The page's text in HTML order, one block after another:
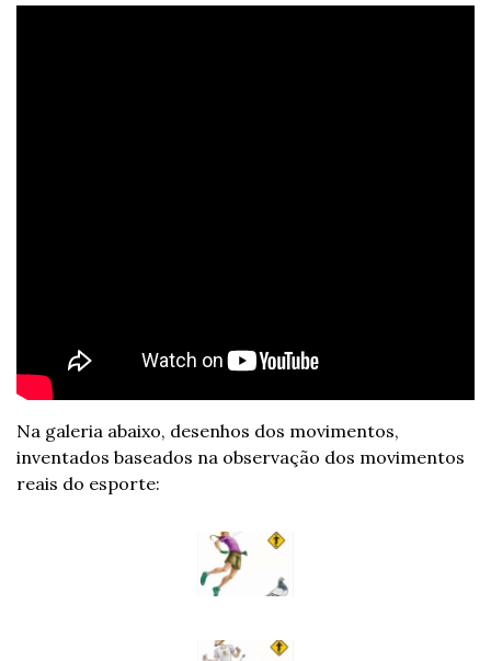
Na galeria abaixo, desenhos dos movimentos,
inventados baseados na observação dos movimentos
reais do esporte: